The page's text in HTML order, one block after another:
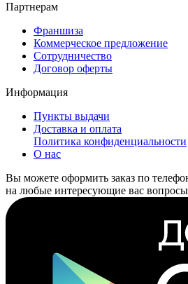
Партнерам
Франшиза
Коммерческое предложение
Сотрудничество
Договор оферты
Информация
Пункты выдачи
Доставка и оплата
Политика конфиденциальности
О нас
Вы можете оформить заказ по
на любые интересующие вас